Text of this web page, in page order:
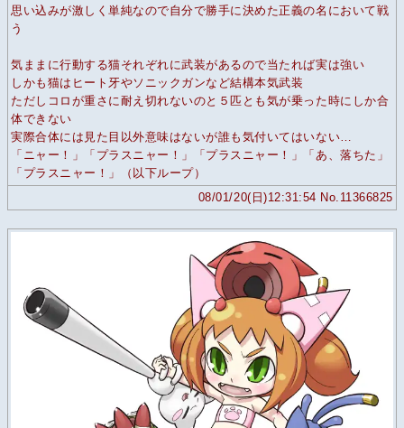
思い込みが激しく単純なので自分で勝手に決めた正義の名において戦
う
気ままに行動する猫それぞれに武装があるので当たれば実は強い
しかも猫はヒート牙やソニックガンなど結構本気武装
ただしコロが重さに耐え切れないのと５匹とも気が乗った時にしか合
体できない
実際合体には見た目以外意味はないが誰も気付いてはいない…
「ニャー！」「プラスニャー！」「プラスニャー！」「あ、落ちた」
「プラスニャー！」（以下ループ）
08/01/20(日)12:31:54 No.11366825